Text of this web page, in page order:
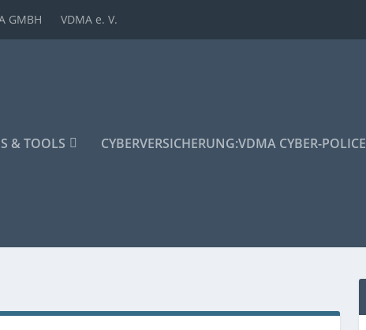
GMBH VDMA e. V.
& TOOLS CYBERVERSICHERUNG:VDMA CYBER-POLICE